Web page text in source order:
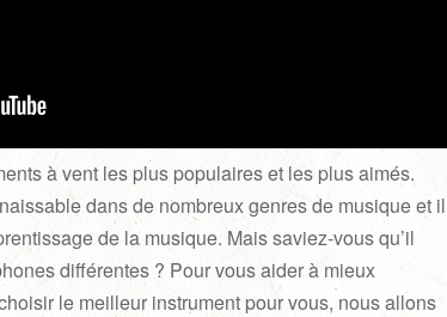
à vent les plus populaires et les plus aimés.
dans de nombreux genres de musique et il
de la musique. Mais saviez-vous qu’il
différentes ? Pour vous aider à mieux
le meilleur instrument pour vous, nous allons